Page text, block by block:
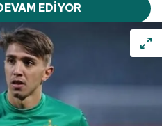
EDİYOR